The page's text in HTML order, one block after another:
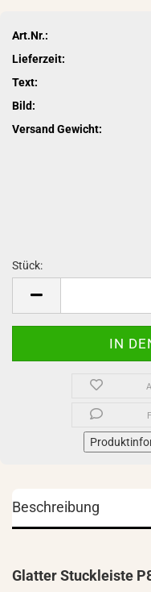
Art.Nr.:
Lieferzeit:
Text:
Bild:
Versand Gewicht:
Stück:
Beschreibung
Glatter Stuckleiste